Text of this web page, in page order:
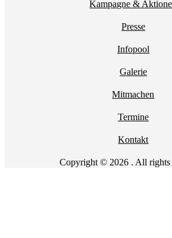
Kampagne &
Presse
Infopool
Galerie
Mitmachen
Termine
Kontakt
Copyright © 2026 . All rights